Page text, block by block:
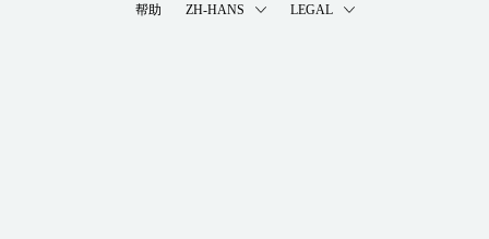
帮助 ZH-HANS LEGAL